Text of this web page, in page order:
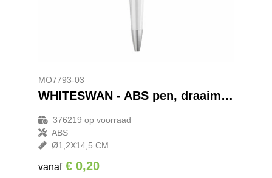
MO7793-03
WHITESWAN - ABS pen, draaimechanisme
376219 op voorraad
ABS
Ø1,2X14,5 CM
vanaf € 0,20